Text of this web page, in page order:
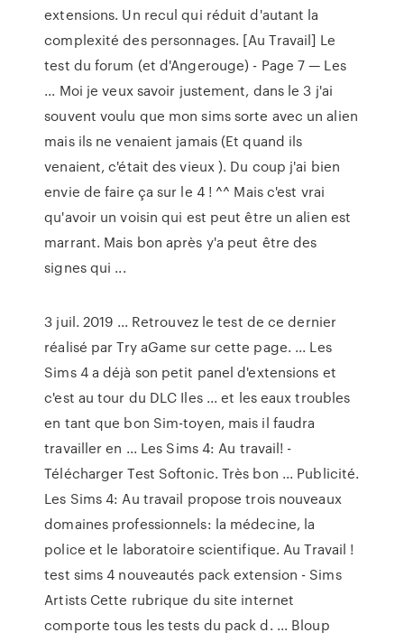
extensions. Un recul qui réduit d'autant la
complexité des personnages. [Au Travail] Le
test du forum (et d'Angerouge) - Page 7 — Les
... Moi je veux savoir justement, dans le 3 j'ai
souvent voulu que mon sims sorte avec un alien
mais ils ne venaient jamais (Et quand ils
venaient, c'était des vieux ). Du coup j'ai bien
envie de faire ça sur le 4 ! ^^ Mais c'est vrai
qu'avoir un voisin qui est peut être un alien est
marrant. Mais bon après y'a peut être des
signes qui ...
3 juil. 2019 ... Retrouvez le test de ce dernier
réalisé par Try aGame sur cette page. ... Les
Sims 4 a déjà son petit panel d'extensions et
c'est au tour du DLC Iles ... et les eaux troubles
en tant que bon Sim-toyen, mais il faudra
travailler en ... Les Sims 4: Au travail! -
Télécharger Test Softonic. Très bon ... Publicité.
Les Sims 4: Au travail propose trois nouveaux
domaines professionnels: la médecine, la
police et le laboratoire scientifique. Au Travail !
test sims 4 nouveautés pack extension - Sims
Artists Cette rubrique du site internet
comporte tous les tests du pack d. ... Bloup